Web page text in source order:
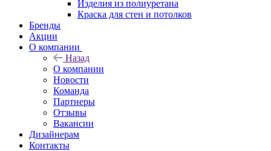
Изделия из полиуретана
Краска для стен и потолков
Бренды
Акции
О компании
Назад
О компании
Новости
Команда
Партнеры
Отзывы
Вакансии
Дизайнерам
Контакты